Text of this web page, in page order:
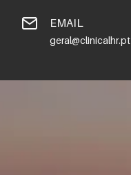
EMAIL
geral@clinicalhr.pt